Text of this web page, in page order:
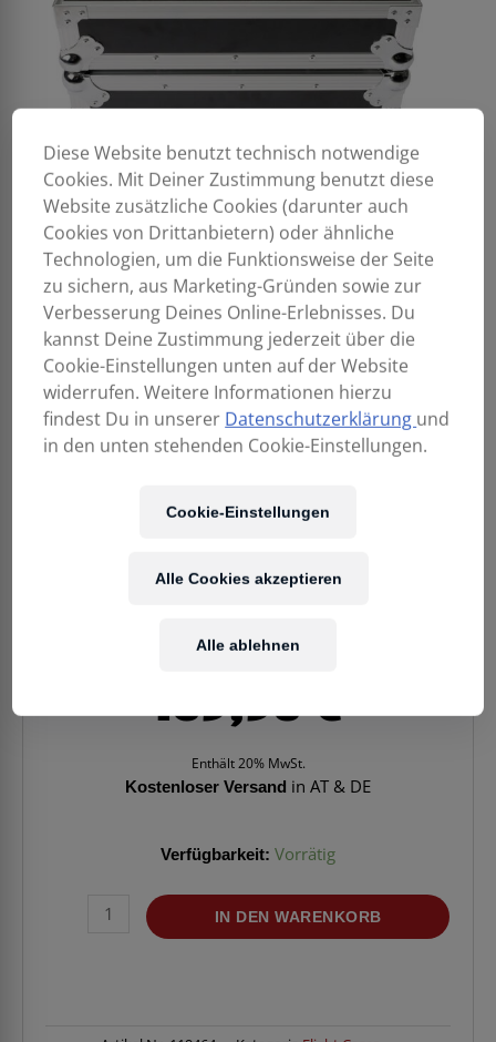
169,90€
Enthält 20% MwSt.
Kostenloser Versand in AT & DE
Verfügbarkeit: Vorrätig
IN DEN WARENKORB
Diese Website benutzt technisch notwendige
Cookies. Mit Deiner Zustimmung benutzt diese
Website zusätzliche Cookies (darunter auch
Cookies von Drittanbietern) oder ähnliche
Technologien, um die Funktionsweise der Seite
zu sichern, aus Marketing-Gründen sowie zur
Verbesserung Deines Online-Erlebnisses. Du
kannst Deine Zustimmung jederzeit über die
Cookie-Einstellungen unten auf der Website
widerrufen. Weitere Informationen hierzu
findest Du in unserer Datenschutzerklärung und
in den unten stehenden Cookie-Einstellungen.
Cookie-Einstellungen
Alle ablehnen
Alle Cookies akzeptieren